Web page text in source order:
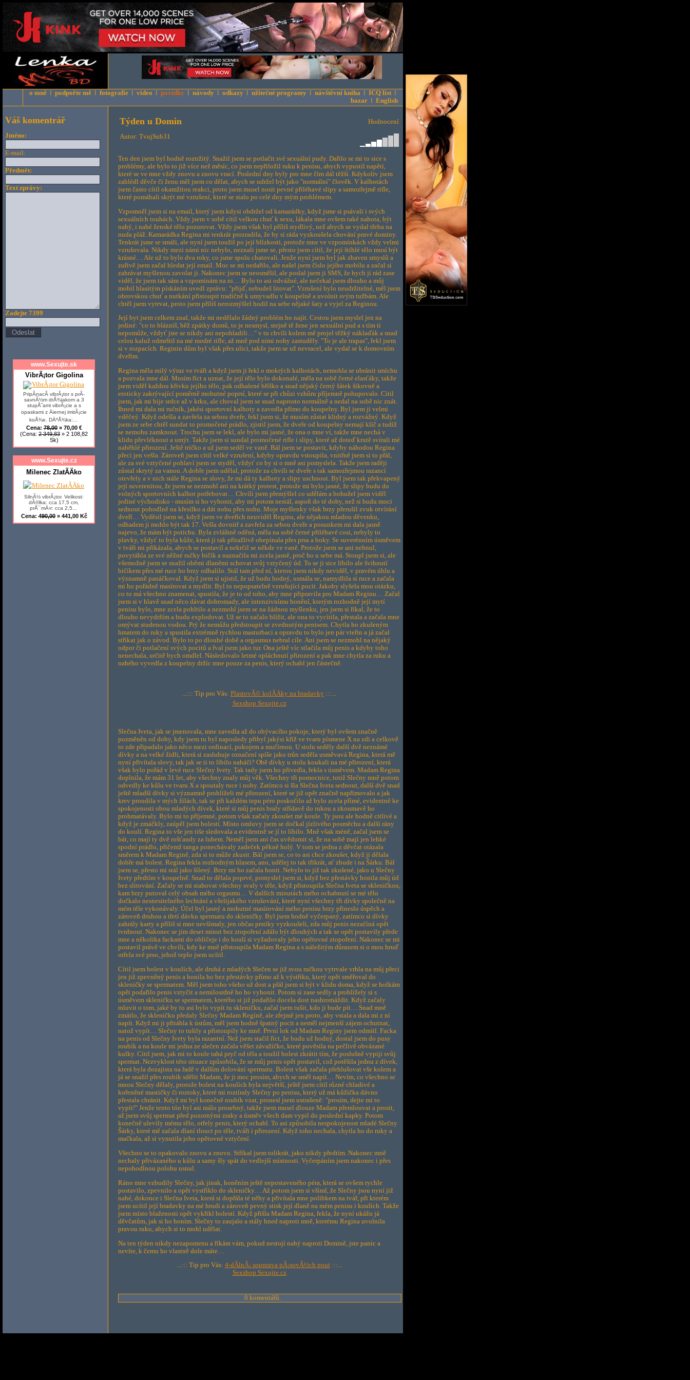
o mně l podpořte mě l fotografie l video l povídky l návody l odkazy l užitečné programy l návštěvní kniha l ICQ list l
bazar l English
Týden u Domin
Autor: TvujSub31
Hodnocení
Ten den jsem byl hodně roztržitý. Snažil jsem se potlačit své sexuální pudy. Dařilo se mi to sice s
problémy, ale bylo to již více než měsíc, co jsem nepřiložil ruku k penisu, abych vypustil napětí,
které se ve mne vždy znovu a znovu vrací. Poslední dny byly pro mne čím dál těžší. Kdykoliv jsem
zahlédl děvče či ženu měl jsem co dělat, abych se udržel být jako "normální" člověk. V kalhotách
jsem často cítil okamžitou reakci, proto jsem musel nosit pevné přiléhavé slipy a samozřejmě rifle,
které pomáhali skrýt mé vzrušení, které se stalo po celé dny mým problémem.
Vzpomněl jsem si na email, který jsem kdysi obdržel od kamarádky, když jsme si psávali i svých
sexuálních touhách. Vždy jsem v sobě cítil velkou chuť k sexu, lákala mne ovšem také nahota, být
nahý, i nahé ženské tělo pozorovat. Vždy jsem však byl příliš stydlivý, než abych se vydal třeba na
nuda pláž. Kamarádka Regina mi tenkrát prozradila, že by si ráda vyzkoušela chování pravé dominy.
Tenkrát jsme se smáli, ale nyní jsem toužil po její blízkosti, protože mne ve vzpomínkách vždy velmi
vzrušovala. Nikdy mezi námi nic nebylo, neznali jsme se, přesto jsem cítil, že její štíhlé tělo musí být
krásné… Ale už to bylo dva roky, co jsme spolu chatovali. Jenže nyní jsem byl jak zbaven smyslů a
zuřivě jsem začal hledat její email. Moc se mi nedařilo, ale našel jsem číslo jejího mobilu a začal si
zahrávat myšlenou zavolat ji. Nakonec jsem se neosmělil, ale poslal jsem ji SMS, že bych ji rád zase
viděl, že jsem tak sám a vzpomínám na ni… Bylo to asi odvážné, ale nečekal jsem dlouho a můj
mobil hlasitým pískáním uvedl zprávu: "přijď, nebudeš litovat". Vzrušení bylo neudržitelné, měl jsem
obrovskou chuť a nutkání přistoupit tradičně k umyvadlu v koupelně a uvolnit svým tužbám. Ale
chtěl jsem vytrvat, proto jsem příliš nerozmýšlel hodil na sebe nějaké šaty a vyjel za Reginou.
Její byt jsem celkem znal, takže mi nedělalo žádný problém ho najít. Cestou jsem myslel jen na
jediné: "co to blázníš, běž zpátky domů, to je nesmysl, stejně tě žene jen sexuální pud a s tím ti
nepomůže, vždyť jste se nikdy ani nepohladili…" v tu chvíli kolem mě projel těžký náklaďák a snad
celou kaluž odmrštil na mé modré rifle, až mně pod nimi nohy zastuděly. "To je ale trapas", řekl jsem
si v rozpacích. Reginin dům byl však přes ulici, takže jsem se už nevracel, ale vydal se k domovním
dveřím.
Regina měla milý výraz ve tváři a když jsem ji řekl o mokrých kalhotách, nemohla se ubránit smíchu
a pozvala mne dál. Musím říct a uznat, že její tělo bylo dokonalé, měla na sobě černé elasťáky, takže
jsem viděl každou křivku jejího tělo, pak odhalené bříško a snad nějaký černý šátek šikovně a
eroticky zakrývající poměrně mohutné poprsí, které se při chůzi vzhůru příjemně pohupovalo. Cítil
jsem, jak mi bije srdce až v krku, ale choval jsem se snad naprosto normálně a nedal na sobě nic znát.
Ihned mi dala mi ručník, jakési sportovní kalhoty a zavedla přímo do koupelny. Byl jsem ji velmi
vděčný. Když odešla a zavřela za sebou dveře, řekl jsem si, že musím zůstat klidný a rozvážný. Když
jsem ze sebe chtěl sundat to promočené prádlo, zjistil jsem, že dveře od koupelny nemají klíč a tudíž
se nemohu zamknout. Trochu jsem se lekl, ale bylo mi jasné, že ona o mne ví, takže mne nechá v
klidu převléknout a umýt. Takže jsem si sundal promočené rifle i slipy, které až doteď krutě svírali mé
naběhlé přirození. Ještě tričko a už jsem seděl ve vaně. Bál jsem se postavit, kdyby náhodou Regina
přeci jen vešla. Zároveň jsem cítil velké vzrušení, kdyby opravdu vstoupila, vnitřně jsem si to přál,
ale za své vztyčené pohlaví jsem se styděl, vždyť co by si o mně asi pomyslela. Takže jsem raději
zůstal skrytý za vanou. A dobře jsem udělal, protože za chvíli se dveře s tak samozřejmou razancí
otevřely a v nich stále Regina se slovy, že mi dá ty kalhoty a slipy uschnout. Byl jsem tak překvapený
její suverenitou, že jsem se nezmohl ani na krátký protest, protože mi bylo jasné, že slipy budu do
volných sportovních kalhot potřebovat… Chvíli jsem přemýšlel co udělám a bohužel jsem viděl
jediné východisko - musím si ho vyhonit, aby mi potom nestál, aspoň do té doby, než si budu moci
sednout pohodlně na křesílko a dát nohu přes nohu. Moje myšlenky však brzy přerušil zvuk otvírání
dveří… Vyděsil jsem se, když jsem ve dveřích neuviděl Reginu, ale nějakou mladou děvenku,
odhadem ji mohlo být tak 17. Vešla dovnitř a zavřela za sebou dveře a posunkem mi dala jasně
najevo, že mám být potichu. Byla zvláštně oděná, měla na sobě černé přiléhavé cosi, nebyly to
plavky, vždyť to byla kůže, která ji tak přitažlivě obepínala přes prsa a boky. Se suverénním úsměvem
v tváři mi přikázala, abych se postavil a nekrčil se někde ve vaně. Protože jsem se ani nehnul,
povytáhla ze své něžné ručky bičík a naznačila mi zcela jasně, proč ho u sebe má. Stoupl jsem si, ale
všemožně jsem se snažil oběmi dlaněmi schovat svůj vztyčený úd. To se ji sice líbilo ale švihnutí
bičíkem přes mé ruce ho brzy odhalilo. Stál tam před ní, kterou jsem nikdy neviděl, v pravém úhlu a
významně panáčkoval. Když jsem si ujistil, že už budu hodný, usmála se, namydlila si ruce a začala
mi ho pořádně masírovat a mydlit. Byl to nepopsatelně vzrušující pocit. Jakoby slyšela mou otázku,
co to má všechno znamenat, spustila, že je to od toho, aby mne připravila pro Madam Reginu… Začal
jsem si v hlavě snad něco dávat dohromady, ale intenzivnímu honění, kterým rozhodně její mytí
penisu bylo, mne zcela pohltilo a nezmohl jsem se na žádnou myšlenku, jen jsem si říkal, že to
dlouho nevydržím a budu explodovat. Už se to začalo blížit, ale ona to vycítila, přestala a začala mne
omývat studenou vodou. Prý že nemůžu předstoupit se zvednutým penisem. Chytla ho zkušeným
hmatem do ruky a spustila extrémně rychlou masturbaci a opravdu to bylo jen pár vteřin a já začal
stříkat jak o závod. Bylo to po dlouhé době a orgasmus nebral cíle. Ani jsem se nezmohl na nějaký
odpor či potlačení svých pocitů a řval jsem jako tur. Ona ještě víc stlačila můj penis a kdyby toho
nenechala, určitě bych omdlel. Následovalo letmé opláchnutí přirození a pak mne chytla za ruku a
nahého vyvedla z koupelny držíc mne pouze za penis, který ochabl jen částečně.
...::: Tip pro Vás: PlastovÃ© kolÃ­Äky na bradavky :::...
Sexshop Sexujte.cz
Slečna Iveta, jak se jmenovala, mne zavedla až do obývacího pokoje, který byl ovšem značně
pozměněn od doby, kdy jsem tu byl naposledy přibyl jakýsi kříž ve tvaru písmene X na zdi a celkově
to zde připadalo jako něco mezi ordinací, pokojem a mučírnou. U stolu seděly další dvě neznámé
dívky a na velké židli, která si zasluhuje označení spíše jako trůn seděla usměvavá Regina, která mě
nyní přivítala slovy, tak jak se ti to líbilo naháči? Obě dívky u stolu koukali na mé přirození, která
však bylo pořád v levé ruce Slečny Ivety. Tak tady jsem ho přivedla, řekla s úsměvem. Madam Regina
doplnila, že mám 31 let, aby všechny znaly můj věk. Všechny tři pomocnice, totiž Slečny mně potom
odvedly ke kůlu ve tvaru X a spoutaly ruce i nohy. Zatímco si šla Slečna Iveta sednout, další dvě snad
ještě mladší dívky si významně prohlíželi mé přirození, které se již opět značně napřimovalo a jak
krev proudila v mých žílách, tak se při každém tepu péro poskočilo až bylo zcela přímé, evidentně ke
spokojenosti obou mladých dívek, které si můj penis braly střídavě do rukou a zkoumavě ho
prohmatávaly. Bylo mi to příjemné, potom však začaly zkoušet mé koule. Ty jsou ale hodně citlivé a
když je zmáčkly, zaúpěl jsem bolestí. Místo omluvy jsem se dočkal jízlivého posměchu a další rány
do koulí. Regina to vše jen tiše sledovala a evidentně se jí to líbilo. Mně však méně, začal jsem se
bát, co mají ty dvě rošťandy za lubem. Neměl jsem ani čas uvědomit si, že na sobě mají jen lehké
spodní prádlo, přičemž tanga ponechávaly zadeček pěkně holý. V tom se jedna z děvčat otázala
směrem k Madam Regině, zda si to může zkusit. Bál jsem se, co to asi chce zkoušet, když jí dělala
dobře má bolest. Regina řekla rozhodným hlasem, ano, udělej to tak třikrát, ať zbude i na Šárku. Bál
jsem se, přesto mi stál jako šílený. Brzy mi ho začala honit. Nebylo to již tak zkušené, jako u Slečny
Ivety předtím v koupelně. Snad to dělala poprvé, pomyslel jsem si, když bez přestávky honila můj úd
bez slitování. Začaly se mi stahovat všechny svaly v těle, když přistoupila Slečna Iveta se skleničkou,
kam brzy putoval celý obsah mého orgasmu… V dalších minutách mého ochabnutí se mé tělo
dočkalo nesnesitelného lechtání a všelijakého vzrušování, které nyní všechny tři dívky společně na
mém těle vykonávaly. Účel byl jasný a mohutné masírování mého penisu brzy přineslo úspěch a
zároveň druhou a třetí dávku spermatu do skleničky. Byl jsem hodně vyčerpaný, zatímco si dívky
zahrály karty a příliš si mne nevšímaly, jen občas prstíky vyzkoušeli, zda můj penis nezačíná opět
tvrdnout. Nakonec se jim deset minut bez ztopoření zdálo být dlouhých a tak se opět postavily přede
mne a několika fackami do obličeje i do koulí si vyžadovaly jeho opětovné ztopoření. Nakonec se mi
postavil právě ve chvíli, kdy ke mně přistoupila Madam Regina a s náležitým důrazem si o mou hruď
otřela své prso, jehož teplo jsem ucítil.
Cítil jsem bolest v koulích, ale druhá z mladých Slečen se již svou ručkou vytrvale vrhla na můj přeci
jen již zpevněný penis a honila ho bez přestávky přímo až k výstřiku, který opět směřoval do
skleničky se spermatem. Měl jsem toho všeho už dost a přál jsem si být v klidu doma, když se holkám
opět podařilo penis vztyčit a nemilosrdně ho ho vyhonit. Potom si zase sedly a prohlížely si s
úsměvem skleničku se spermatem, kterého si již podařilo docela dost nashromáždit. Když začaly
mluvit o tom, jaké by to asi bylo vypít tu skleničku, začal jsem tušit, kdo ji bude pít… Snad mně
zmátlo, že skleničku předaly Slečny Madam Regíně, ale zřejmě jen proto, aby vstala a dala mi z ní
napít. Když mi ji přitáhla k ústům, měl jsem hodně špatný pocit a neměl nejmenší zájem ochutnat,
natož vypít… Slečny to tušily a přistoupily ke mně. První lok od Madam Reginy jsem odmítl. Facka
na penis od Slečny Ivety byla razantní. Než jsem stačil říct, že budu už hodný, dostal jsem do pusy
roubík a na koule mi jedna ze slečen začala věšet závažíčko, které pověsila na pečlivě obvázané
kulky. Cítil jsem, jak mi to koule tahá pryč od těla a toužil bolest zkrátit tím, že poslušně vypiji svůj
spermat. Nezvyklost této situace způsobila, že se můj penis opět postavil, což potěšila jednu z dívek,
která byla dozajista na řadě v dalším dolování spermatu. Bolest však začala přehlušovat vše kolem a
já se snažil přes roubík sdělit Madam, že ji moc prosím, abych se směl napít… Nevím, co všechno se
mnou Slečny dělaly, protože bolest na koulích byla největší, ještě jsem cítil různé chladivé a
kořeněné mastičky či roztoky, které mi roztíraly Slečny po penisu, který už má kůžička dávno
přestala chránit. Když mi byl konečně roubík vzat, pronesl jsem ustrašeně: "prosím, dejte mi to
vypít!" Jenže tento tón byl asi málo prosebný, takže jsem musel dlouze Madam přemlouvat a prosit,
až jsem svůj spermat před pozornými zraky a úsměv všech dam vypil do poslední kapky. Potom
konečně ulevily mému tělo, otřely penis, který ochabl. To asi způsobila nespokojenost mladé Slečny
Šárky, které mě začala dlaní tlouct po těle, tváři i přirození. Když toho nechala, chytla ho do ruky a
mačkala, až si vynutila jeho opětovné vztyčení.
Všechno se to opakovalo znovu a znovu. Stříkal jsem tolikrát, jako nikdy předtím. Nakonec mně
nechaly přivázaného u kůlu a samy šly spát do vedlejší místnosti. Vyčerpáním jsem nakonec i přes
nepohodlnou polohu usnul.
Ráno mne vzbudily Slečny, jak jinak, honěním ještě nepostaveného péra, která se ovšem rychle
postavilo, zpevnilo a opět vystříklo do skleničky… Až potom jsem si všiml, že Slečny jsou nyní již
nahé, dokonce i Slečna Iveta, která si dopřála té něhy a přivítala mne polibkem na tvář, při kterém
jsem ucítil její bradavky na mé hrudi a zároveň pevný stisk její dlaně na mém penisu i koulích. Takže
jsem místo blaženosti opět vykřikl bolestí. Když přišla Madam Regina, řekla, že nyní ukážu já
děvčatům, jak si ho honím. Slečny to zaujalo a stály hned naproti mně, kterému Regina uvolnila
pravou ruku, abych si to mohl udělat.
Na ten týden nikdy nezapomenu a říkám vám, pokud nestojí nahý naproti Domině, jste panic a
nevíte, k čemu ho vlastně dole máte…
...::: Tip pro Vás: 4-dÃ­lnÃ¡ souprava pÃ¡sovÃ½ch pout:::...
Sexshop Sexujte.cz
0 komentářů.
Váš komentrář
Jméno:
E-mail:
Předmět:
Text zprávy:
Zadejte 7399
www.Sexujte.sk
VibrÃ¡tor Gigolina
PripÃ­nacÃ­ vibrÃ¡tor s prÃ­
savnÃ½m drÅ¾iakom a 3
stupÅˆami vibrÃ¡cie a s
opaskami z Äiernej imitÃ¡cie
koÅ¾e. DÄºÅ¾ka:...
Cena:78,00» 70,00 €
(Cena: 2 349,83 » 2 108,82
Sk)
www.Sexujte.cz
Milenec ZlatÃ­Äko
SilnÃ½ vibrÃ¡tor. Velikost:
dÃ©lka: cca 17,5 cm,
prÅ¯mÄ›r: cca 2,5...
Cena:490,00» 441,00 Kč